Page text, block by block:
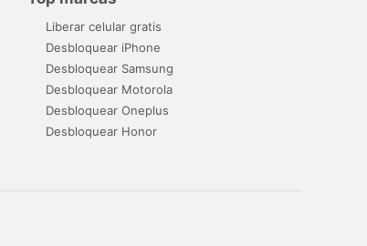
Liberar celular gratis
Desbloquear iPhone
Desbloquear Samsung
Desbloquear Motorola
Desbloquear Oneplus
Desbloquear Honor